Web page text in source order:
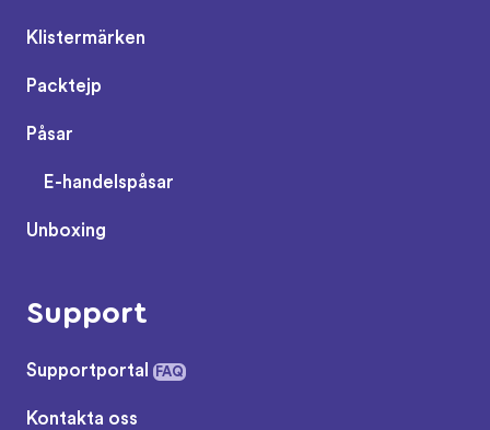
Klistermärken
Packtejp
Påsar
E-handelspåsar
Unboxing
Support
Supportportal FAQ
Kontakta oss